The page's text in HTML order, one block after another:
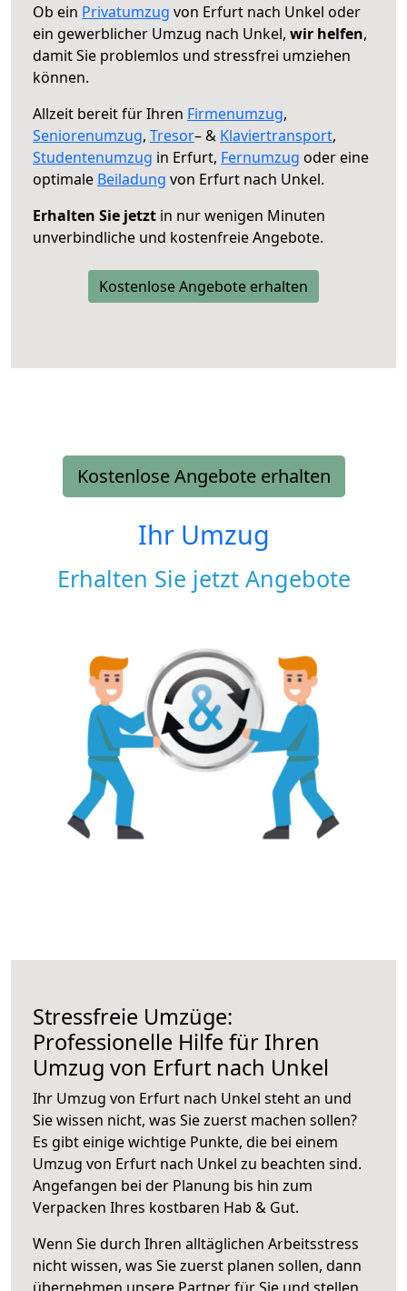
Ob ein Privatumzug von Erfurt nach Unkel oder
ein gewerblicher Umzug nach Unkel, wir helfen,
damit Sie problemlos und stressfrei umziehen
können.
Allzeit bereit für Ihren Firmenumzug,
Seniorenumzug, Tresor– & Klaviertransport,
Studentenumzug in Erfurt, Fernumzug oder eine
optimale Beiladung von Erfurt nach Unkel.
Erhalten Sie jetzt in nur wenigen Minuten
unverbindliche und kostenfreie Angebote.
Kostenlose Angebote erhalten
Kostenlose Angebote erhalten
Ihr Umzug
Erhalten Sie jetzt Angebote
Stressfreie Umzüge:
Professionelle Hilfe für Ihren
Umzug von Erfurt nach Unkel
Ihr Umzug von Erfurt nach Unkel steht an und
Sie wissen nicht, was Sie zuerst machen sollen?
Es gibt einige wichtige Punkte, die bei einem
Umzug von Erfurt nach Unkel zu beachten sind.
Angefangen bei der Planung bis hin zum
Verpacken Ihres kostbaren Hab & Gut.
Wenn Sie durch Ihren alltäglichen Arbeitsstress
nicht wissen, was Sie zuerst planen sollen, dann